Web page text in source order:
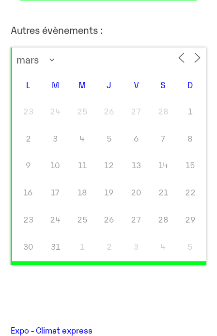
Autres évènements :
L M M J V S D
23 24 25 26 27 28 1
2 3 4 5 6 7 8
9 10 11 12 13 14 15
16 17 18 19 20 21 22
23 24 25 26 27 28 29
30 31 1 2 3 4 5
Expo - Climat express